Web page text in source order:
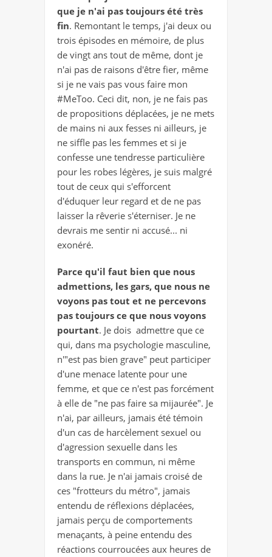
que je n'ai pas toujours été très
fin. Remontant le temps, j'ai deux ou
trois épisodes en mémoire, de plus
de vingt ans tout de même, dont je
n'ai pas de raisons d'être fier, même
si je ne vais pas vous faire mon
#MeToo. Ceci dit, non, je ne fais pas
de propositions déplacées, je ne mets
de mains ni aux fesses ni ailleurs, je
ne siffle pas les femmes et si je
confesse une tendresse particulière
pour les robes légères, je suis malgré
tout de ceux qui s'efforcent
d'éduquer leur regard et de ne pas
laisser la rêverie s'éterniser. Je ne
devrais me sentir ni accusé... ni
exonéré.
Parce qu'il faut bien que nous
admettions, les gars, que nous ne
voyons pas tout et ne percevons
pas toujours ce que nous voyons
pourtant. Je dois admettre que ce
qui, dans ma psychologie masculine,
n'"est pas bien grave" peut participer
d'une menace latente pour une
femme, et que ce n'est pas forcément
à elle de "ne pas faire sa mijaurée". Je
n'ai, par ailleurs, jamais été témoin
d'un cas de harcèlement sexuel ou
d'agression sexuelle dans les
transports en commun, ni même
dans la rue. Je n'ai jamais croisé de
ces "frotteurs du métro", jamais
entendu de réflexions déplacées,
jamais perçu de comportements
menaçants, à peine entendu des
réactions courroucées aux heures de